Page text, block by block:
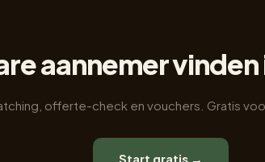
aannemer
offerte-check en vouchers. Gratis
Start gratis →